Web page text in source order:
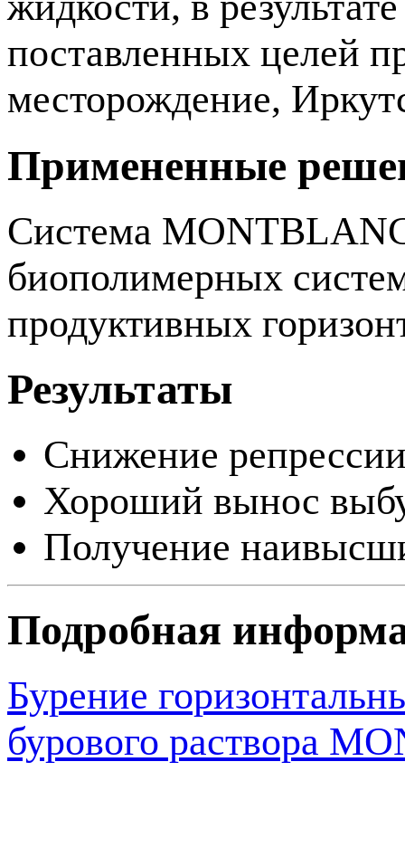
поставленных целей
месторождение,
Примененные
Система
биополимерных
продуктивных
Результаты
Снижение
Хороший вынос
Получение
Подробная
Бурение
бурового раствора